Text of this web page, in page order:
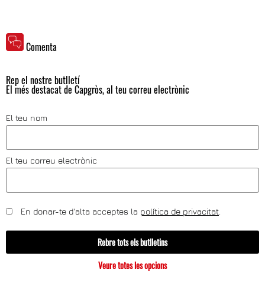
Comenta
Rep el nostre butlletí
El més destacat de Capgròs, al teu correu electrònic
El teu nom
El teu correu electrònic
En donar-te d'alta acceptes la política de privacitat
Rebre tots els butlletins
Veure totes les opcions